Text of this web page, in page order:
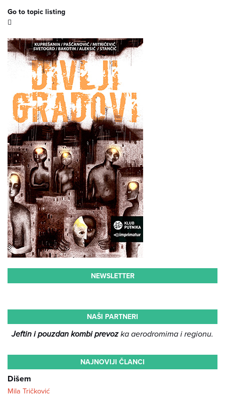
Go to topic listing
NEWSLETTER
NAŠI PARTNERI
Jeftin i pouzdan kombi prevozka aerodromima i regionu.
NAJNOVIJI ČLANCI
Dišem
Mila Tričković